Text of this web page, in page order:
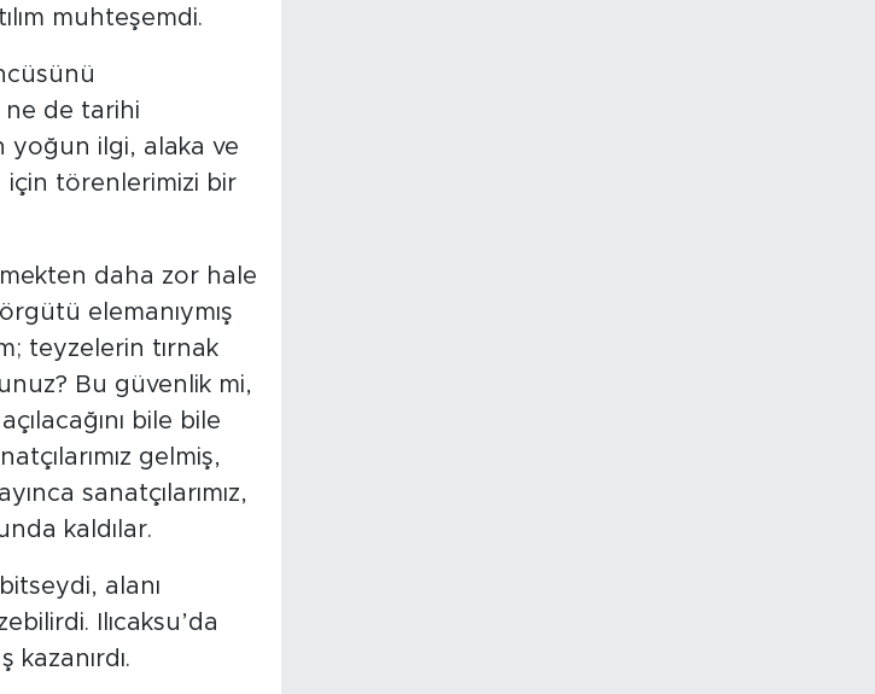
muhteşemdi.
ne de tarihi
yoğun ilgi, alaka ve
için törenlerimizi bir
daha zor hale
elemanıymış
teyzelerin tırnak
Bu güvenlik mi,
bile bile
gelmiş,
sanatçılarımız,
kaldılar.
alanı
Ilıcaksu’da